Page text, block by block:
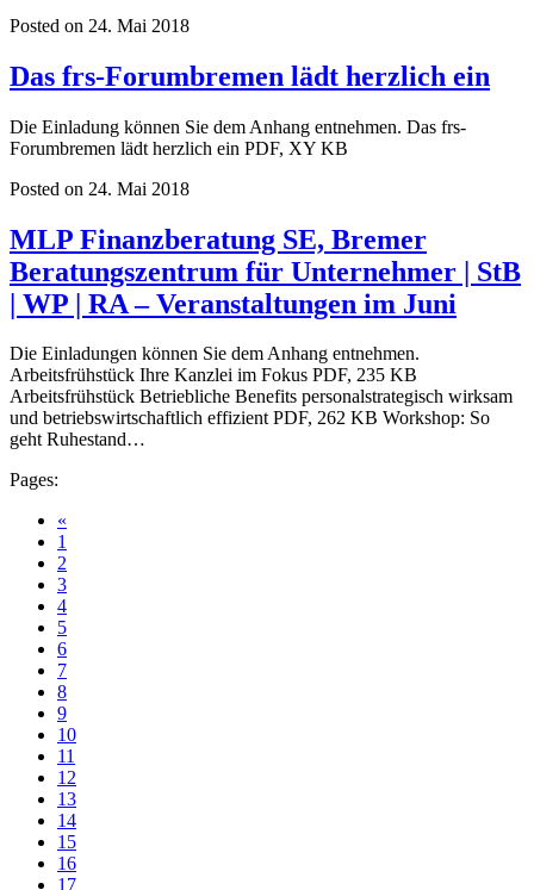
Posted on 24. Mai 2018
Das frs-Forumbremen lädt herzlich ein
Die Einladung können Sie dem Anhang entnehmen. Das frs-
Forumbremen lädt herzlich ein PDF, XY KB
Posted on 24. Mai 2018
MLP Finanzberatung SE, Bremer
Beratungszentrum für Unternehmer | StB
| WP | RA – Veranstaltungen im Juni
Die Einladungen können Sie dem Anhang entnehmen.
Arbeitsfrühstück Ihre Kanzlei im Fokus PDF, 235 KB
Arbeitsfrühstück Betriebliche Benefits personalstrategisch wirksam
und betriebswirtschaftlich effizient PDF, 262 KB Workshop: So
geht Ruhestand…
Pages:
«
1
2
3
4
5
6
7
8
9
10
11
12
13
14
15
16
17